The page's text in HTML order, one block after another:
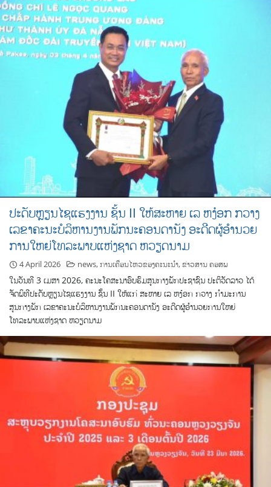
ປະດັບຫຼຽນໄຊແຮງງານ ຊັ້ນ II ໃຫ້ສະຫາຍ ເລ ຫງ໋ອກ ກວາງ
ເລຂາຄະນະບໍລິຫານງານພັກນະຄອນດານັງ ອະດີດຜູ້ອໍານວຍ
ການໃຫຍ່ໂທລະພາບແຫ່ງຊາດ ຫວຽດນາມ
4 April 2026 news,ການເຄື່ອນໄຫວຂອງຄະນະນຳ,ຂ່າວສານ ຄອສພ
ໃນວັນທີ​ 3 ເມສາ​ 2026, ຄະນະໂຄສະນາອົບຮົມສູນກາງພັກປະຊາຊົນ ປະຕິວັດລາວ​ ໄດ້
ຈັດພິທີປະດັບຫຼຽນໄຊແຮງງານ ຊັ້ນ II ໃຫ້ແກ່ ສະຫາຍ ເລ ຫງ໋ອກ ກວາງ ກຳມະການ
ສູນກາງພັກ ເລຂາຄະນະບໍລິຫານງານພັກນະຄອນດານັງ ອະດີດຜູ້ອໍານວຍການໃຫຍ່
ໂທລະພາບແຫ່ງຊາດ ຫວຽດນາມ